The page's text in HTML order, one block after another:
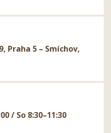
Praha 5 – Smíchov,
/ So 8:30–11:30